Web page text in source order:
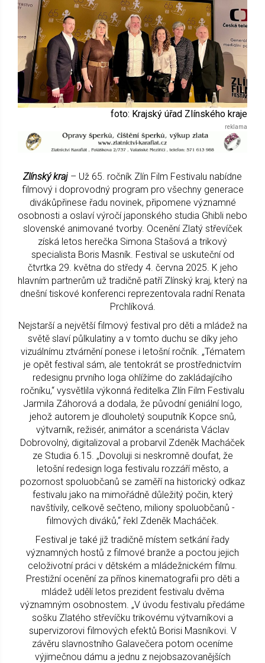
foto: Krajský úřad Zlínského kraje
Zlínský kraj – Už 65. ročník Zlín Film Festivalu nabídne
filmový i doprovodný program pro všechny generace
divákůpřinese řadu novinek, připomene významné
osobnosti a oslaví výročí japonského studia Ghibli nebo
slovenské animované tvorby. Ocenění Zlatý střevíček
získá letos herečka Simona Stašová a trikový
specialista Boris Masník. Festival se uskuteční od
čtvrtka 29. května do středy 4. června 2025. K jeho
hlavním partnerům už tradičně patří Zlínský kraj, který na
dnešní tiskové konferenci reprezentovala radní Renata
Prchlíková.
Nejstarší a největší filmový festival pro děti a mládež na
světě slaví půlkulatiny a v tomto duchu se díky jeho
vizuálnímu ztvárnění ponese i letošní ročník. „Tématem
je opět festival sám, ale tentokrát se prostřednictvím
redesignu prvního loga ohlížíme do zakládajícího
ročníku,“ vysvětlila výkonná ředitelka Zlín Film Festivalu
Jarmila Záhorová a dodala, že původní geniální logo,
jehož autorem je dlouholetý souputník Kopce snů,
výtvarník, režisér, animátor a scenárista Václav
Dobrovolný, digitalizoval a probarvil Zdeněk Macháček
ze Studia 6.15. „Dovoluji si neskromně doufat, že
letošní redesign loga festivalu rozzáří město, a
pozornost spoluobčanů se zaměří na historický odkaz
festivalu jako na mimořádně důležitý počin, který
navštívily, celkově sečteno, miliony spoluobčanů -
filmových diváků,“ řekl Zdeněk Macháček.
Festival je také již tradičně místem setkání řady
významných hostů z filmové branže a poctou jejich
celoživotní práci v dětském a mládežnickém filmu.
Prestižní ocenění za přínos kinematografii pro děti a
mládež udělí letos prezident festivalu dvěma
významným osobnostem. „V úvodu festivalu předáme
sošku Zlatého střevíčku trikovému výtvarníkovi a
supervizorovi filmových efektů Borisi Masníkovi. V
závěru slavnostního Galavečera potom oceníme
výjimečnou dámu a jednu z nejobsazovanějších